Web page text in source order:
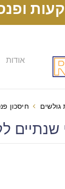
אודות
גולשים חיסכון